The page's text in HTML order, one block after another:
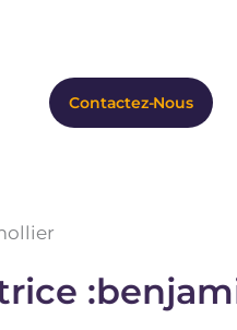
Contactez-Nous